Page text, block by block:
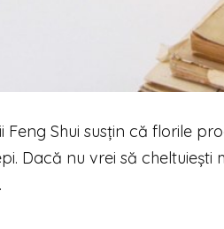
Feng Shui susțin că florile
Dacă nu vrei să